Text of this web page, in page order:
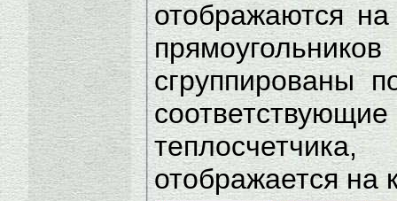
отображаются
сгруппированы
отображается на